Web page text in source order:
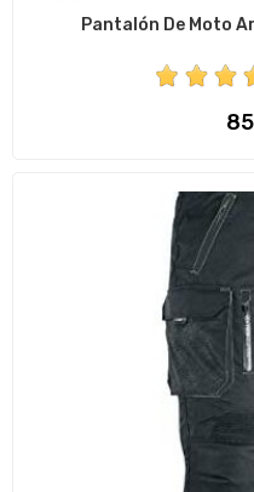
Pantalón De Moto